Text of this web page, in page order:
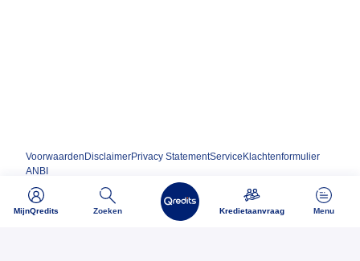
MijnQredits Zoeken Kredietaanvraag Menu
Voorwaarden DisclaimerPrivacy StatementService Klachtenformulier
ANBI